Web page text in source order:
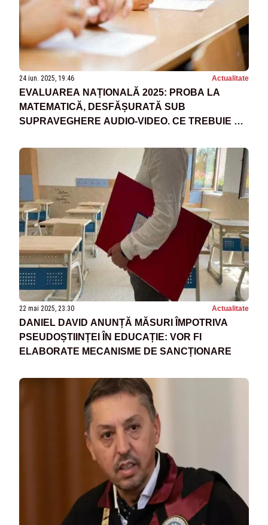
24 iun. 2025, 19:46 Actualitate
EVALUAREA NAȚIONALĂ 2025: PROBA LA
MATEMATICĂ, DESFĂȘURATĂ SUB
SUPRAVEGHERE AUDIO-VIDEO. CE TREBUIE SĂ
22 mai 2025, 23:30 Actualitate
DANIEL DAVID ANUNȚĂ MĂSURI ÎMPOTRIVA
PSEUDOȘTIINȚEI ÎN EDUCAȚIE: VOR FI
ELABORATE MECANISME DE SANCȚIONARE